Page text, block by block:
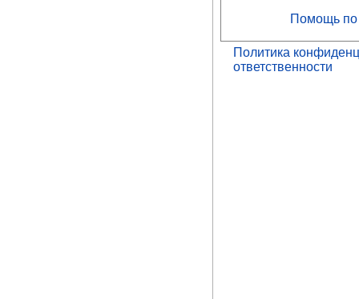
Помощь по
Политика
ответственности